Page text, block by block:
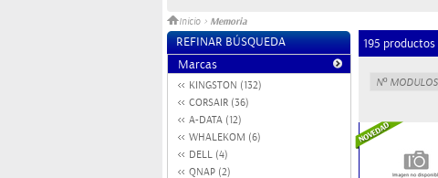
Inicio > Memoria
REFINAR BÚSQUEDA
Marcas
KINGSTON (132)
CORSAIR (36)
A-DATA (12)
WHALEKOM (6)
DELL (4)
QNAP (2)
195 productos